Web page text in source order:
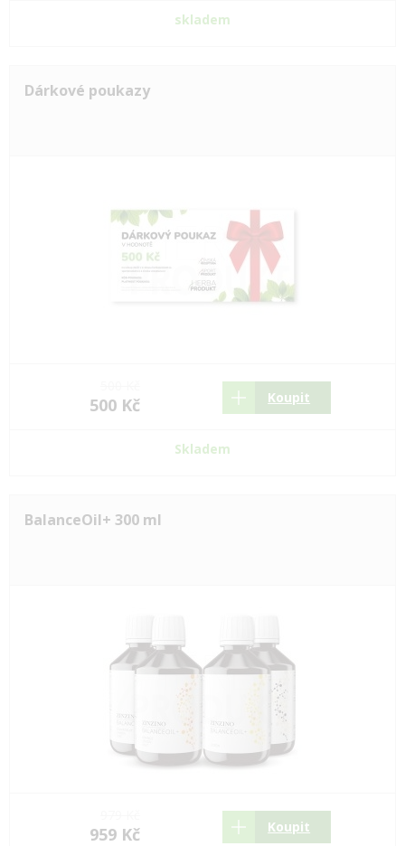
skladem
Dárkové poukazy
500 Kč Koupit
Skladem
BalanceOil+ 300 ml
959 Kč Koupit